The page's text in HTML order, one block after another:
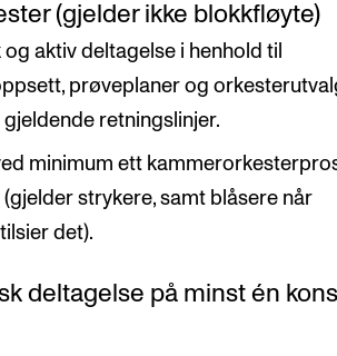
(gjelder ikke blokkfløyte)
aktiv deltagelse i henhold til
prøveplaner og
retningslinjer.
minimum ett
strykere, samt blåsere når
det).
deltagelse på minst én